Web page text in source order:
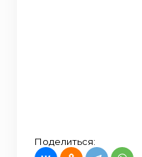
Поделиться: